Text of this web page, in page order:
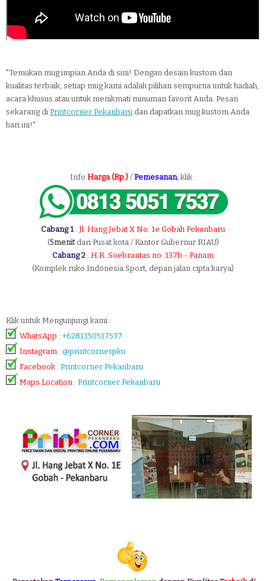
"Temukan mug impian Anda di sini! Dengan desain kustom dan
kualitas terbaik, setiap mug kami adalah pilihan sempurna untuk hadiah,
acara khusus atau untuk menikmati minuman favorit Anda. Pesan
sekarang di Printcorner Pekanbaru dan dapatkan mug kustom Anda
hari ini!"
Info Harga (Rp.) / Pemesanan, klik :
Cabang 1 : Jl. Hang Jebat X No. 1e Gobah Pekanbaru
(5menitdari Pusat kota / Kantor Gubernur RIAU)
Cabang 2 : H.R. Soebrantas no. 137b - Panam
(Komplek ruko Indonesia Sport, depan jalan cipta karya)
Klik untuk Mengunjungi kami :
WhatsApp : +6281350517537
Instagram : @printcornerpku
Facebook : Printcorner Pekanbaru
Maps Location : Printcorner Pekanbaru